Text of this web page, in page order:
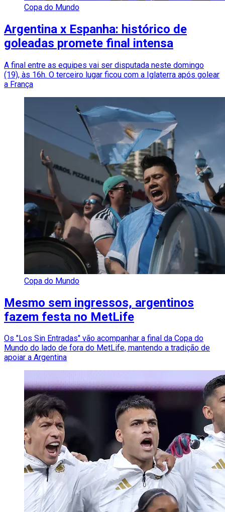
Copa do Mundo
Argentina x Espanha: histórico de
goleadas promete final intensa
A final entre as equipes vai ser disputada neste domingo
(19), às 16h. O terceiro lugar ficou com a Iglaterra após golear
a França
Copa do Mundo
Mesmo sem ingressos, argentinos
fazem festa no MetLife
Os "Los Sin Entradas" vão acompanhar a final da Copa do
Mundo do lado de fora do MetLife, mantendo a tradição de
apoiar a Argentina